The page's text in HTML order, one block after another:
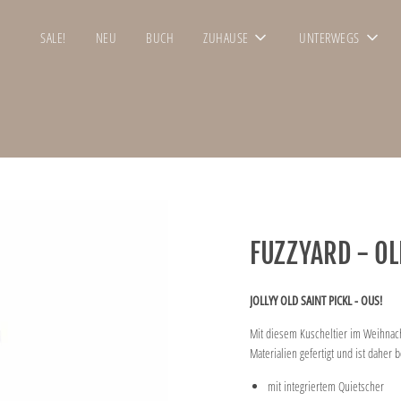
SALE! NEU BUCH ZUHAUSE UNTERWEGS
FUZZYARD -
JOLLYY OLD SAINT PICKL - OUS!
Mit diesem Kuscheltier im
Materialien gefertigt und ist daher
mit integriertem Quietscher